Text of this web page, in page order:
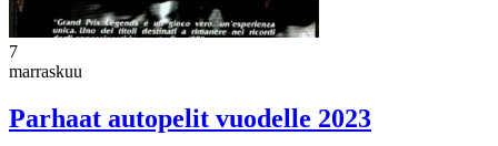
7
marraskuu
Parhaat autopelit vuodelle 2023